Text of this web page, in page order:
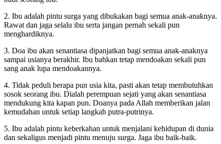
2. Ibu adalah pintu surga yang dibukakan bagi semua anak-anaknya.
Rawat dan jaga selalu ibu serta jangan pernah sekali pun
menghardiknya.
3. Doa ibu akan senantiasa dipanjatkan bagi semua anak-anaknya
sampai usianya berakhir. Ibu bahkan tetap mendoakan sekali pun
sang anak lupa mendoakannya.
4. Tidak peduli berapa pun usia kita, pasti akan tetap membutuhkan
sosok seorang ibu. Dialah perempuan sejati yang akan senantiasa
mendukung kita kapan pun. Doanya pada Allah memberikan jalan
kemudahan untuk setiap langkah putra-putrinya.
5. Ibu adalah pintu keberkahan untuk menjalani kehidupan di dunia
dan sekaligus menjadi pintu menuju surga. Jaga ibu baik-baik.